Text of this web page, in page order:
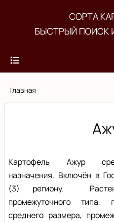
основному
СОРТА
БЫСТРЫЙ ПОИСК
Строка
Главная
Картофель Ажур
назначения. Включён в
(3) региону.
промежуточного типа,
среднего размера,